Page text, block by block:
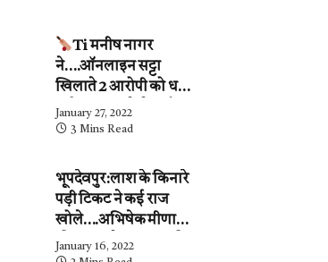
Ti मनीष नागर
ने….ऑनलाइन सट्टा
खिलाते 2 आरोपी को धर
दबोचा….कब्जे से ढाई
लाख के हिसाब-किताब
January 27, 2022
3 Mins Read
भूपदेवपुर:लाश के किनारे
पड़ी टिकट ने कई राज
खोले….अभिषेक मीणा
की पुलिस ने…महिला की
January 16, 2022